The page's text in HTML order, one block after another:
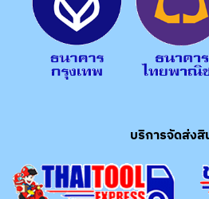
บริการจัดส่งสิ